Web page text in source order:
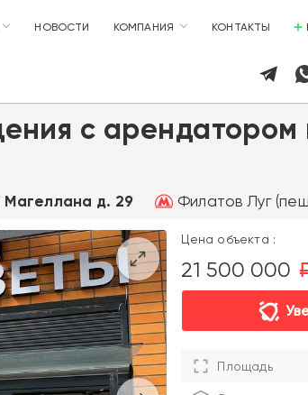
НОВОСТИ КОМПАНИЯ КОНТАКТЫ
с
Магеллана д. 29 Филатов Луг
Цена объекта :
21 500 000
Площадь